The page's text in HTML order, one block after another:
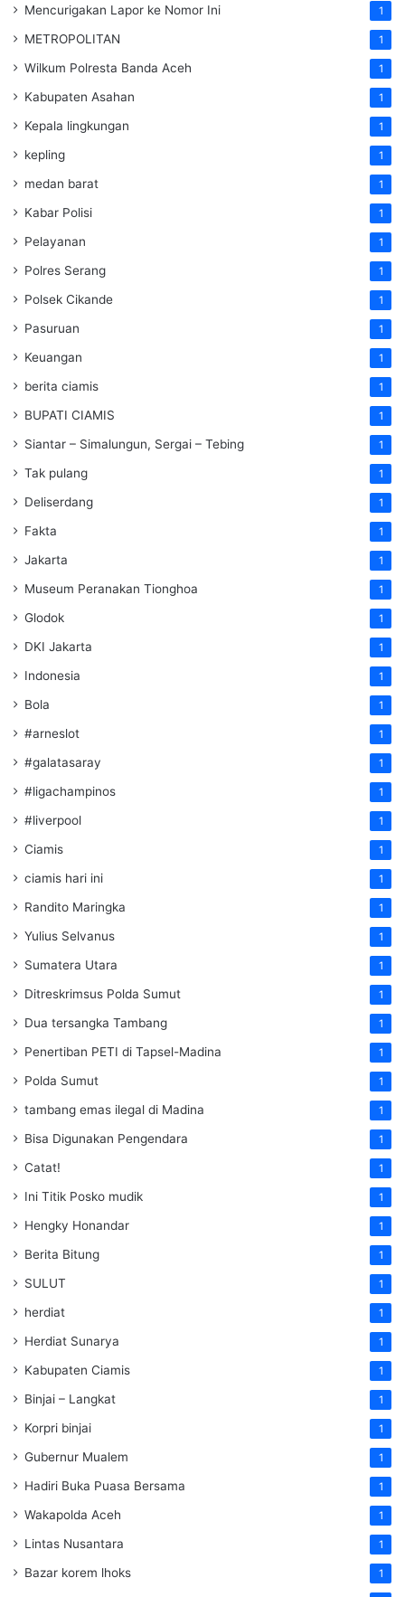
Mencurigakan Lapor ke Nomor Ini 1
METROPOLITAN 1
Wilkum Polresta Banda Aceh 1
Kabupaten Asahan 1
Kepala lingkungan 1
kepling 1
medan barat 1
Kabar Polisi 1
Pelayanan 1
Polres Serang 1
Polsek Cikande 1
Pasuruan 1
Keuangan 1
berita ciamis 1
BUPATI CIAMIS 1
Siantar – Simalungun, Sergai – Tebing 1
Tak pulang 1
Deliserdang 1
Fakta 1
Jakarta 1
Museum Peranakan Tionghoa 1
Glodok 1
DKI Jakarta 1
Indonesia 1
Bola 1
#arneslot 1
#galatasaray 1
#ligachampinos 1
#liverpool 1
Ciamis 1
ciamis hari ini 1
Randito Maringka 1
Yulius Selvanus 1
Sumatera Utara 1
Ditreskrimsus Polda Sumut 1
Dua tersangka Tambang 1
Penertiban PETI di Tapsel-Madina 1
Polda Sumut 1
tambang emas ilegal di Madina 1
Bisa Digunakan Pengendara 1
Catat! 1
Ini Titik Posko mudik 1
Hengky Honandar 1
Berita Bitung 1
SULUT 1
herdiat 1
Herdiat Sunarya 1
Kabupaten Ciamis 1
Binjai – Langkat 1
Korpri binjai 1
Gubernur Mualem 1
Hadiri Buka Puasa Bersama 1
Wakapolda Aceh 1
Lintas Nusantara 1
Bazar korem lhoks 1